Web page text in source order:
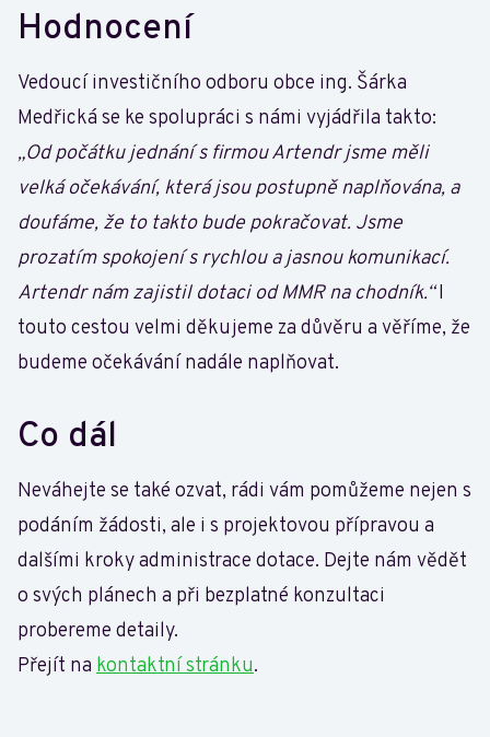
Hodnocení
Vedoucí investičního odboru obce ing. Šárka
Medřická se ke spolupráci s námi vyjádřila takto:
„Od počátku jednání s firmou Artendr jsme měli
velká očekávání, která jsou postupně naplňována, a
doufáme, že to takto bude pokračovat. Jsme
prozatím spokojení s rychlou a jasnou komunikací.
Artendr nám zajistil dotaci od MMR na chodník.“I
touto cestou velmi děkujeme za důvěru a věříme, že
budeme očekávání nadále naplňovat.
Co dál
Neváhejte se také ozvat, rádi vám pomůžeme nejen s
podáním žádosti, ale i s projektovou přípravou a
dalšími kroky administrace dotace. Dejte nám vědět
o svých plánech a při bezplatné konzultaci
probereme detaily.
Přejít na kontaktní stránku.